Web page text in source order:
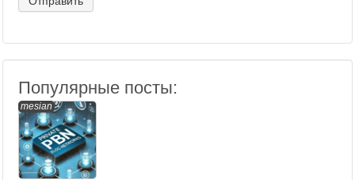
Популярные посты:
mesian